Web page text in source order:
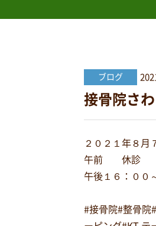
ブログ
接骨院さ
２０２１年８月
午前 休診
午後１６：００
#接骨院#整骨院